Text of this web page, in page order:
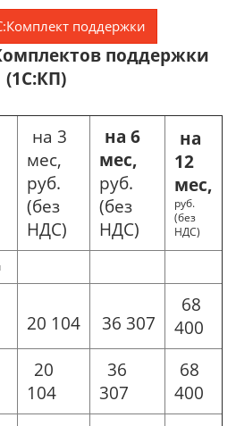
поддержки
поддержки
(1С:КП)
на 3
мес,
руб.
(без
НДС)
на 6
мес,
руб.
(без
НДС)
на
12
мес,
руб.
(без
НДС)
20 104 36 307
68
400
20
104
36
307
68
400